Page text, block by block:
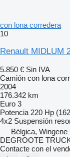
con lona corredera
10
Renault MIDLUM
5.850 € Sin IVA
Camión con lona
2004
176.342 km
Euro 3
Potencia 220 Hp
4x2 Suspensión
Bélgica, Wingene
DEGROOTE
Contacte con el